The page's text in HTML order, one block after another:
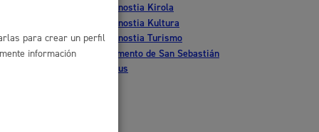
Donostia Kirola
Donostia Kultura
Donostia Turismo
Fomento de San Sebastián
Dbus
para crear un perfil
información